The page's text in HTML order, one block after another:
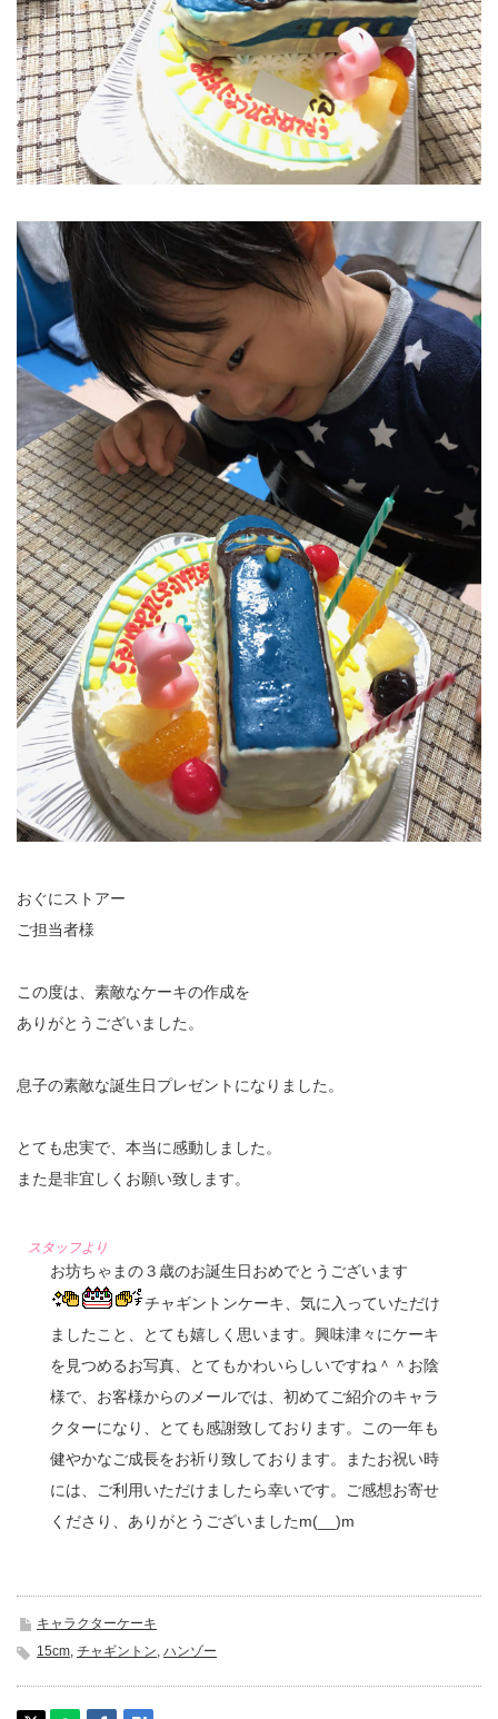
おぐにストアー
ご担当者様
この度は、素敵なケーキの作成を
ありがとうございました。
息子の素敵な誕生日プレゼントになりました。
とても忠実で、本当に感動しました。
また是非宜しくお願い致します。
お坊ちゃまの３歳のお誕生日おめでとうございます
チャギントンケーキ、気に入っていただけ
ましたこと、とても嬉しく思います。興味津々にケーキ
を見つめるお写真、とてもかわいらしいですね＾＾お陰
様で、お客様からのメールでは、初めてご紹介のキャラ
クターになり、とても感謝致しております。この一年も
健やかなご成長をお祈り致しております。またお祝い時
には、ご利用いただけましたら幸いです。ご感想お寄せ
くださり、ありがとうございましたm(__)m
キャラクターケーキ
15cm チャギントン ハンゾー